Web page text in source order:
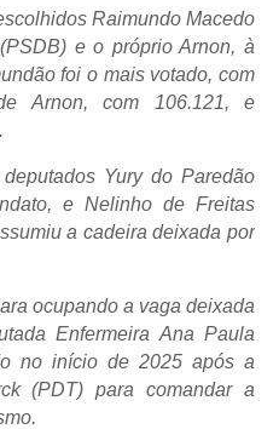
Raimundo Macedo
e o próprio Arnon, à
foi o mais votado, com
Arnon, com 106.121, e
Yury do Paredão
e Nelinho de Freitas
a cadeira deixada por
ocupando a vaga deixada
Enfermeira Ana Paula
no início de 2025 após a
(PDT) para comandar a